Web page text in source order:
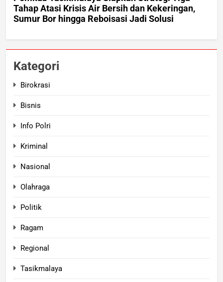
Kategori
Birokrasi
Bisnis
Info Polri
Kriminal
Nasional
Olahraga
Politik
Ragam
Regional
Tasikmalaya